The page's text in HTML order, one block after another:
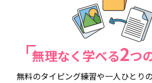
無理なく学べる2つ
無料のタイピング練習や一人ひとり